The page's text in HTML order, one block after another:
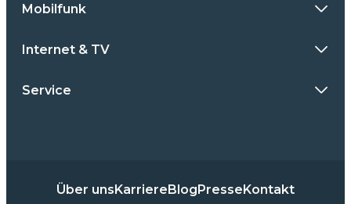
Mobilfunk
Internet & TV
Service
Über unsKarriereBlogPresseKontakt